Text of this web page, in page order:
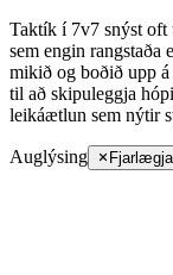
Taktík í 7v7 snýst oft
sem engin
mikið og boðið upp
til að skipuleggja
leikáætlun sem nýtir
Auglýsing